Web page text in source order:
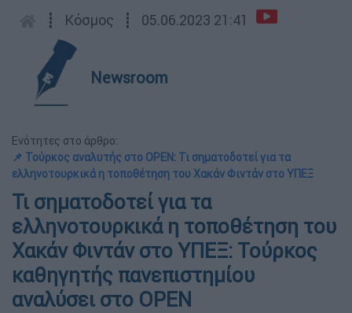
┋ Κόσμος ┋ 05.06.2023 21:41
Newsroom
Ενότητες στο άρθρο:
📌 Τούρκος αναλυτής στο OPEN: Τι σηματοδοτεί για τα
ελληνοτουρκικά η τοποθέτηση του Χακάν Φιντάν στο ΥΠΕΞ
Τι σηματοδοτεί για τα
ελληνοτουρκικά η τοποθέτηση του
Χακάν Φιντάν στο ΥΠΕΞ: Τούρκος
καθηγητής πανεπιστημίου
αναλύσει στο OPEN